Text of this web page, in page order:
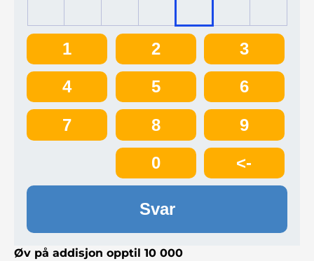
1 2 3
4 5 6
7 8 9
0 <-
Svar
Øv på addisjon opptil 10 000